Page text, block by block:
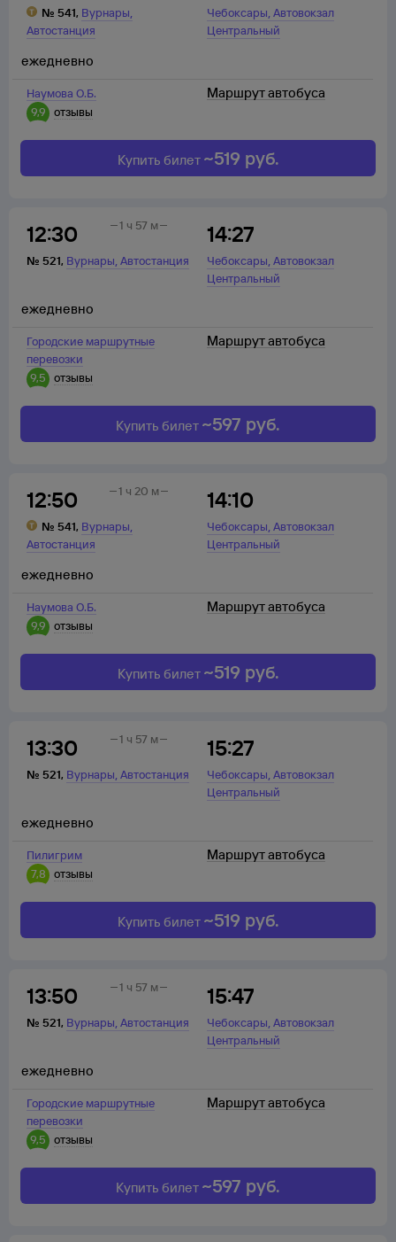
№ 541, Вурнары,
Автостанция
Чебоксары,Автовокзал
Центральный
Наумова О.Б.
9,9
отзывы
ежедневно
Маршрут автобуса
Купить билет ~519 руб.
12:30
№ 521, Вурнары,Автостанция
14:27
Чебоксары,Автовокзал
Центральный
1 ч 57 м
Городские маршрутные
перевозки
9,5
отзывы
ежедневно
Маршрут автобуса
Купить билет ~597 руб.
12:50
№ 541, Вурнары,
Автостанция
14:10
Чебоксары,Автовокзал
Центральный
1 ч 20 м
Наумова О.Б.
9,9
отзывы
ежедневно
Маршрут автобуса
Купить билет ~519 руб.
13:30
№ 521, Вурнары,Автостанция
15:27
Чебоксары,Автовокзал
Центральный
1 ч 57 м
Пилигрим
7,8
отзывы
ежедневно
Маршрут автобуса
Купить билет ~519 руб.
13:50
№ 521, Вурнары,Автостанция
15:47
Чебоксары,Автовокзал
Центральный
1 ч 57 м
Городские маршрутные
перевозки
9,5
отзывы
ежедневно
Маршрут автобуса
Купить билет ~597 руб.